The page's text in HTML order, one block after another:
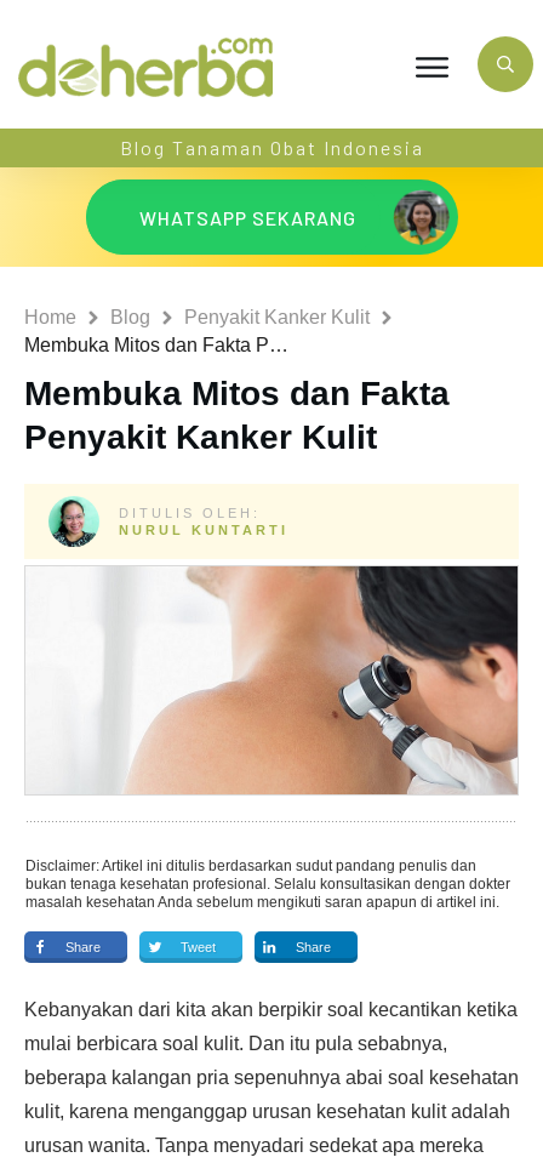
Blog Tanaman Obat Indonesia
WHATSAPP SEKARANG
Home Blog
Penyakit Kanker Kulit
Membuka Mitos dan Fakta Penyakit Kanker Kulit
Membuka Mitos dan Fakta
Penyakit Kanker Kulit
DITULIS OLEH:
NURUL KUNTARTI
Disclaimer: Artikel ini ditulis berdasarkan sudut pandang penulis dan
bukan tenaga kesehatan profesional. Selalu konsultasikan dengan dokter
masalah kesehatan Anda sebelum mengikuti saran apapun di artikel ini.
Share Tweet Share
Kebanyakan dari kita akan berpikir soal kecantikan ketika
mulai berbicara soal kulit. Dan itu pula sebabnya,
beberapa kalangan pria sepenuhnya abai soal kesehatan
kulit, karena menganggap urusan kesehatan kulit adalah
urusan wanita. Tanpa menyadari sedekat apa mereka